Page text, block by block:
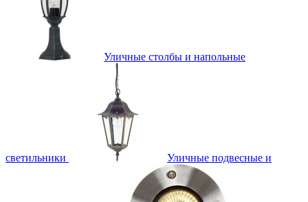
Уличные столбы и напольные
светильники Уличные подвесные и